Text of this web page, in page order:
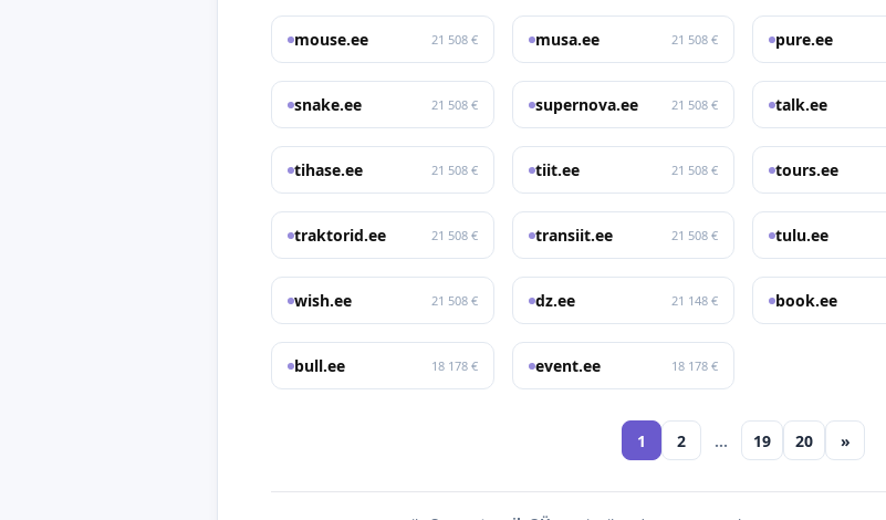
mouse.ee 21 508 € musa.ee 21 508 € pure.ee
snake.ee 21 508 € supernova.ee 21 508 € talk.ee
tihase.ee 21 508 € tiit.ee 21 508 € tours.ee
traktorid.ee 21 508 € transiit.ee 21 508 € tulu.ee
wish.ee 21 508 € dz.ee 21 148 € book.ee
bull.ee 18 178 € event.ee 18 178 €
1 2 … 19 20 »